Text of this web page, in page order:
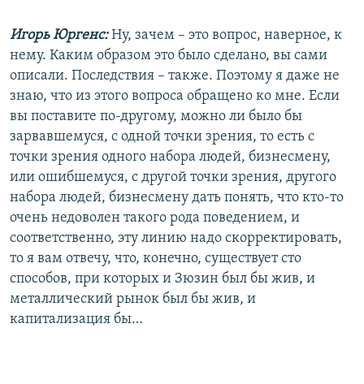
Игорь Юргенс: Ну, зачем – это вопрос, наверное, к
нему. Каким образом это было сделано, вы сами
описали. Последствия – также. Поэтому я даже не
знаю, что из этого вопроса обращено ко мне. Если
вы поставите по-другому, можно ли было бы
зарвавшемуся, с одной точки зрения, то есть с
точки зрения одного набора людей, бизнесмену,
или ошибшемуся, с другой точки зрения, другого
набора людей, бизнесмену дать понять, что кто-то
очень недоволен такого рода поведением, и
соответственно, эту линию надо скорректировать,
то я вам отвечу, что, конечно, существует сто
способов, при которых и Зюзин был бы жив, и
металлический рынок был бы жив, и
капитализация бы…